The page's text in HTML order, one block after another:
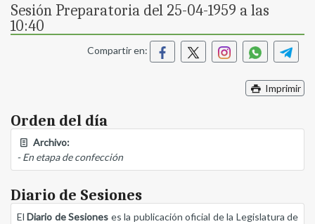
Sesión Preparatoria del 25-04-1959 a las
10:40
Compartir en:
Imprimir
Orden del día
Archivo:
- En etapa de confección
Diario de Sesiones
ElDiario de Sesiones es la publicación oficial de la Legislatura de